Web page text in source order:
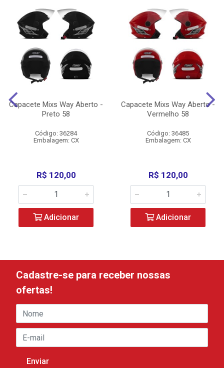
Capacete Mixs Way Aberto -
Preto 58
Código: 36284
Embalagem: CX
R$ 120,00
Adicionar
Capacete Mixs Way Aberto -
Vermelho 58
Código: 36485
Embalagem: CX
R$ 120,00
Adicionar
Cadastre-se para receber nossas
ofertas!